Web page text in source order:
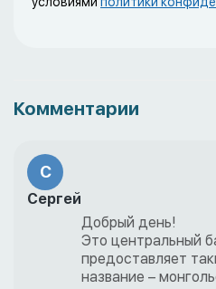
Комментарии
С
Сергей
Добрый день!
Это центральный
предоставляет
название –